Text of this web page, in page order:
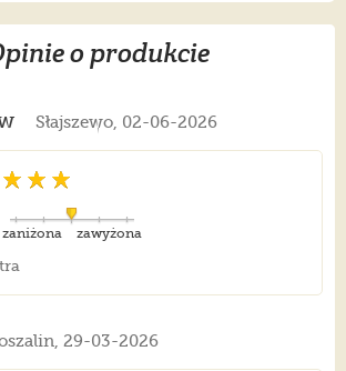
o produkcie
Słajszewo, 02-06-2026
zawyżona
zaniżona
29-03-2026